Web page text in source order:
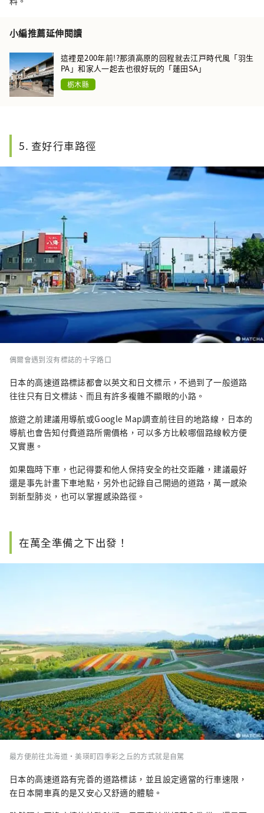
小編推薦延伸閱讀
這裡是200年前!?那須高原的回程就去江戸時代風「羽生
PA」和家人一起去也很好玩的「蓮田SA」
栃木縣
5. 查好行車路徑
偶爾會遇到沒有標誌的十字路口
日本的高速道路標誌都會以英文和日文標示，不過到了一般道路
往往只有日文標誌、而且有許多複雜不顯眼的小路。
旅遊之前建議用導航或Google Map調查前往目的地路線，日本的
導航也會告知付費道路所需價格，可以多方比較哪個路線較方便
又實惠。
如果臨時下車，也記得要和他人保持安全的社交距離，建議最好
還是事先計畫下車地點，另外也記錄自己開過的道路，萬一感染
到新型肺炎，也可以掌握感染路徑。
在萬全準備之下出發！
最方便前往北海道・美瑛町四季彩之丘的方式就是自駕
日本的高速道路有完善的道路標誌，並且設定適當的行車速限，
在日本開車真的是又安心又舒適的體驗。